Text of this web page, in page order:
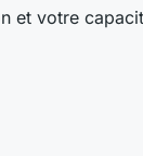
et votre